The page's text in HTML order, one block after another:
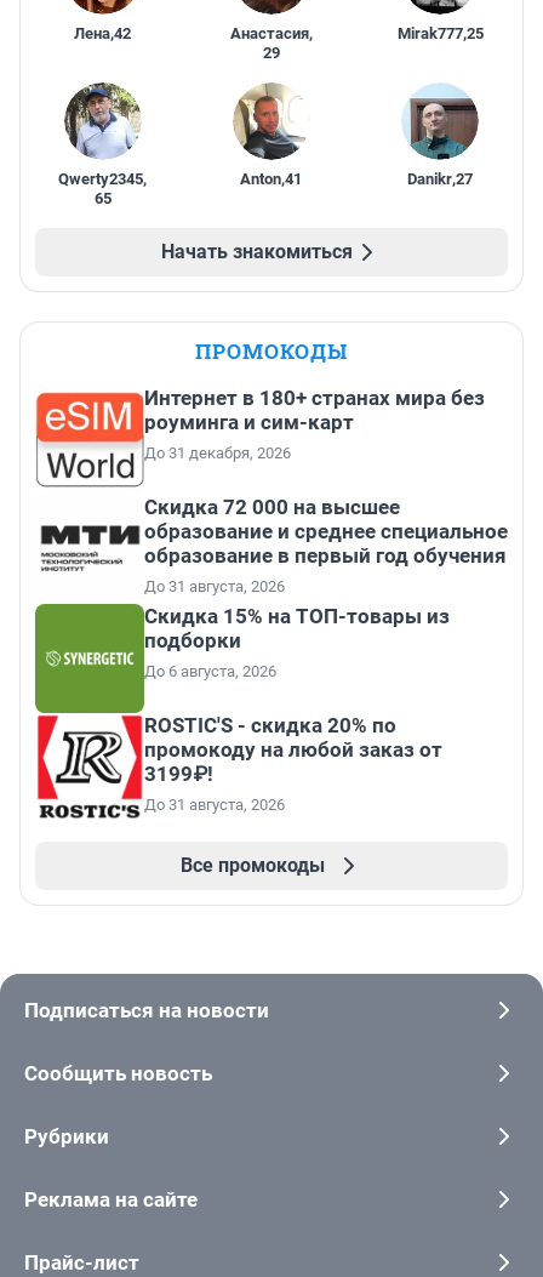
Лена,42 Анастасия,
29
Mirak777,25
Qwerty2345,
65
Anton,41 Danikr,27
Начать знакомиться
ПРОМОКОДЫ
Интернет в 180+ странах мира без
роуминга и сим-карт
До 31 декабря, 2026
Скидка 72 000 на высшее
образование и среднее специальное
образование в первый год обучения
До 31 августа, 2026
Скидка 15% на ТОП-товары из
подборки
До 6 августа, 2026
ROSTIC'S - скидка 20% по
промокоду на любой заказ от
3199₽!
До 31 августа, 2026
Все промокоды
Подписаться на новости
Сообщить новость
Рубрики
Реклама на сайте
Прайс-лист